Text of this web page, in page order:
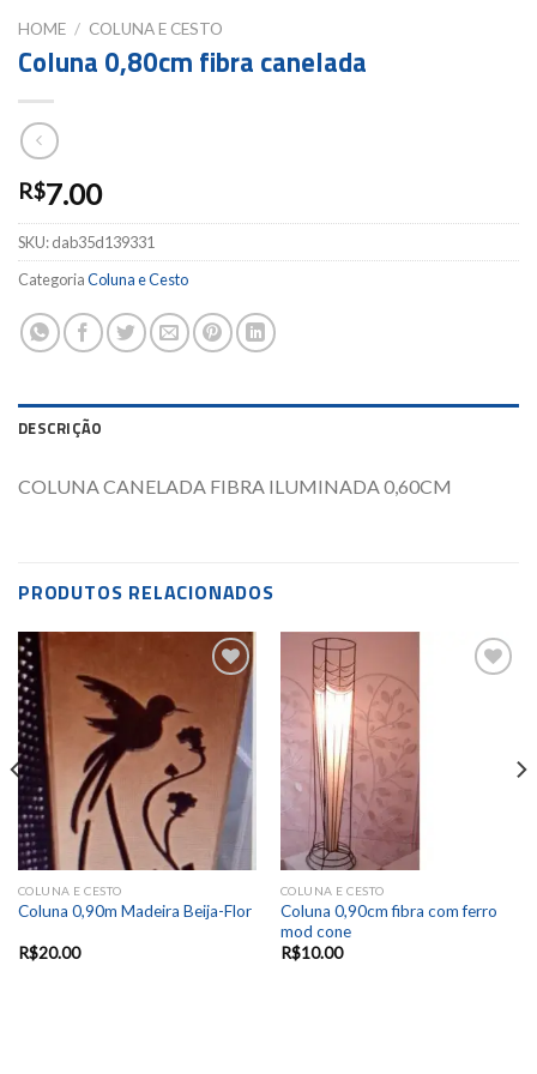
HOME / COLUNA E CESTO
Coluna 0,80cm fibra canelada
R$7.00
SKU:dab35d139331
CategoriaColuna e Cesto
DESCRIÇÃO
COLUNA CANELADA FIBRA ILUMINADA 0,60CM
PRODUTOS RELACIONADOS
wishlist
COLUNA E CESTO
Coluna 0,90m Madeira Beija-Flor
R$20.00
COLUNA E CESTO
Coluna 0,90cm fibra com ferro
mod cone
R$10.00